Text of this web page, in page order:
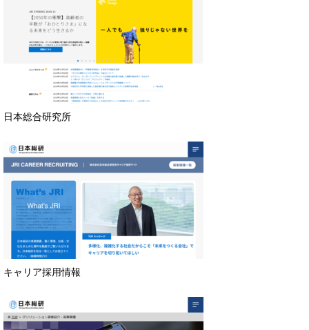
日本総合研究所
キャリア採用情報